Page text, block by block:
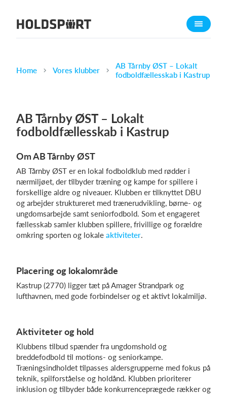
Om Holdsport
Karriere
Funktioner
Kalender
Webshop
Billetsystem
Hvad koster det?
Home Vores klubber
AB Tårnby ØST – Lokalt
fodboldfællesskab i Kastrup
AB Tårnby ØST – Lokalt
fodboldfællesskab i Kastrup
Om AB Tårnby ØST
AB Tårnby ØST er en lokal fodboldklub med rødder i
nærmiljøet, der tilbyder træning og kampe for spillere i
forskellige aldre og niveauer. Klubben er tilknyttet DBU
og arbejder struktureret med trænerudvikling, børne- og
ungdomsarbejde samt seniorfodbold. Som et engageret
fællesskab samler klubben spillere, frivillige og forældre
omkring sporten og lokale aktiviteter.
Placering og lokalområde
Kastrup (2770) ligger tæt på Amager Strandpark og
lufthavnen, med gode forbindelser og et aktivt lokalmiljø.
Aktiviteter og hold
Klubbens tilbud spænder fra ungdomshold og
breddefodbold til motions- og seniorkampe.
Træningsindholdet tilpasses aldersgrupperne med fokus på
teknik, spilforståelse og holdånd. Klubben prioriterer
inklusion og tilbyder både konkurrenceprægede rækker og